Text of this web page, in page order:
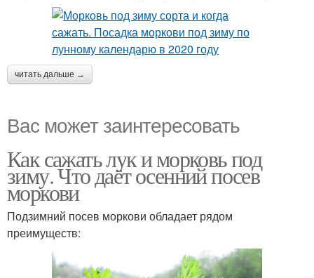
читать дальше →
Вас может заинтересовать
Как сажать лук и морковь под
зиму. Что даёт осенний посев
моркови
Подзимний посев моркови обладает рядом
преимуществ: